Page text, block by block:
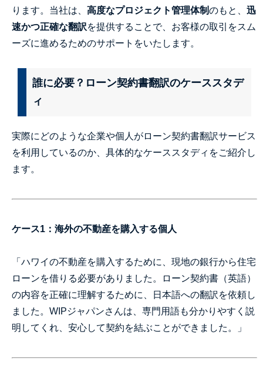
ります。当社は、 高度なプロジェクト管理体制のもと、 迅
速かつ正確な翻訳を提供することで、お客様の取引をスム
ーズに進めるためのサポートをいたします。
誰に必要？ローン契約書翻訳のケーススタデ
ィ
実際にどのような企業や個人がローン契約書翻訳サービス
を利用しているのか、具体的なケーススタディをご紹介し
ます。
ケース1：海外の不動産を購入する個人
「ハワイの不動産を購入するために、現地の銀行から住宅
ローンを借りる必要がありました。ローン契約書（英語）
の内容を正確に理解するために、日本語への翻訳を依頼し
ました。WIPジャパンさんは、専門用語も分かりやすく説
明してくれ、安心して契約を結ぶことができました。」